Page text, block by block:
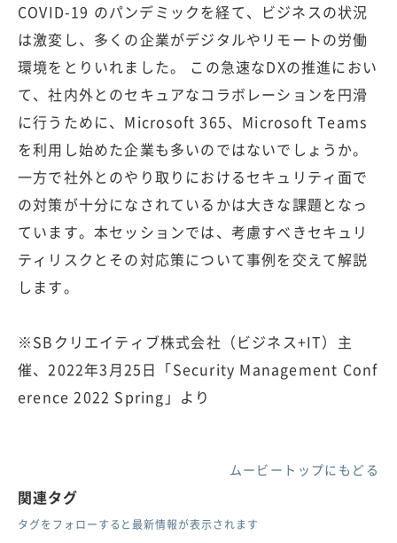
COVID-19 のパンデミックを経て、ビジネスの状況
は激変し、多くの企業がデジタルやリモートの労働
環境をとりいれました。 この急速なDXの推進におい
て、社内外とのセキュアなコラボレーションを円滑
に行うために、Microsoft 365、Microsoft Teams
を利用し始めた企業も多いのではないでしょうか。
一方で社外とのやり取りにおけるセキュリティ面で
の対策が十分になされているかは大きな課題となっ
ています。本セッションでは、考慮すべきセキュリ
ティリスクとその対応策について事例を交えて解説
します。
※SBクリエイティブ株式会社（ビジネス+IT）主
催、2022年3月25日「Security Management Conf
erence 2022 Spring」より
ムービートップにもどる
関連タグ
タグをフォローすると最新情報が表示されます